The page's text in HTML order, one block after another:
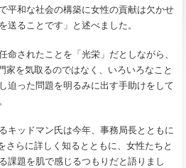
平和な社会の構築に女性の貢献は欠かせ
送ることです」と述べました。
命されたことを「光栄」だとしながら、
家を気取るのではなく、いろいろなこと
迫った問題を明るみに出す手助けをして
キッドマン氏は今年、事務局長とともに
さらに詳しく知るとともに、女性たちと
課題を肌で感じるつもりだと語りまし